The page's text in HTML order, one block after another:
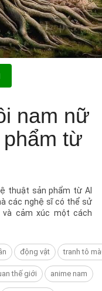
nam nữ
từ
thuật sản phẩm từ AI
các nghệ sĩ có thể sử
cảm xúc một cách
động vật tranh tô
thế giới anime nam